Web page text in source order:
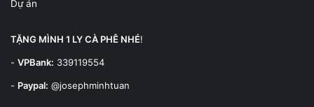
Dự án
TẶNG MÌNH 1 LY CÀ PHÊ NHÉ!
- VPBank: 339119554
- Paypal: @josephminhtuan